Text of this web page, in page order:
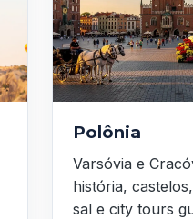
Polônia
Varsóvia e
história,
sal e city tours